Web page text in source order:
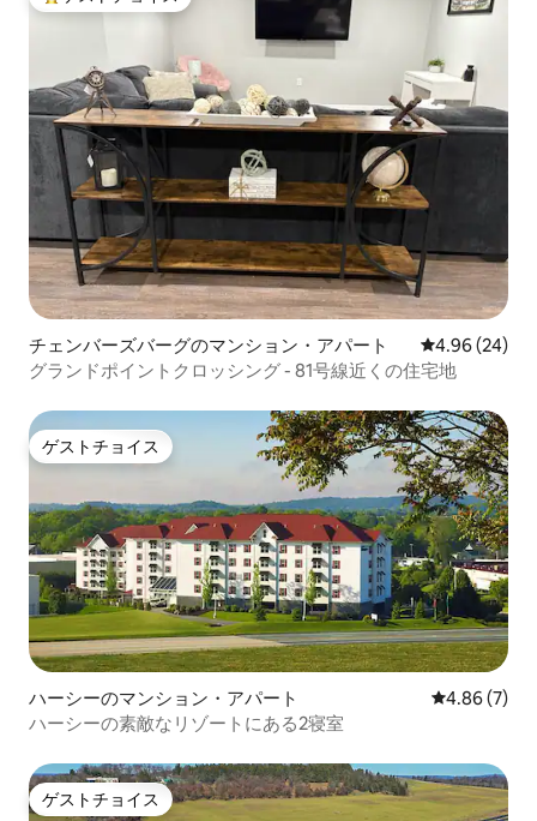
大好評のゲストチョイスです。
チェンバーズバーグのマンション・アパート レビュー24
4.96 (24)
グランドポイントクロッシング - 81号線近くの住宅地
ゲストチョイス
ゲストチョイス
ハーシーのマンション・アパート レビュー7
4.86 (7)
ハーシーの素敵なリゾートにある2寝室
ゲストチョイス
ゲストチョイス